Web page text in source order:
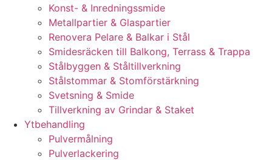
Konst- & Inredningssmide
Metallpartier & Glaspartier
Renovera Pelare & Balkar i Stål
Smidesräcken till Balkong, Terrass & Trappa
Stålbyggen & Ståltillverkning
Stålstommar & Stomförstärkning
Svetsning & Smide
Tillverkning av Grindar & Staket
Ytbehandling
Pulvermålning
Pulverlackering